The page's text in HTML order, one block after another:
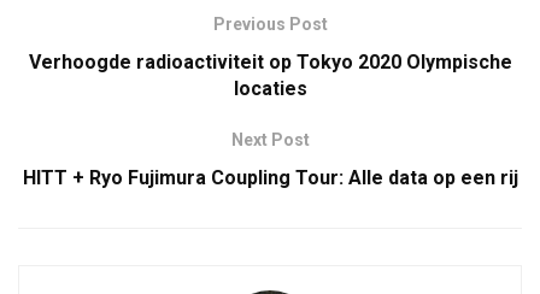
Previous Post
Verhoogde radioactiviteit op Tokyo 2020 Olympische
locaties
Next Post
HITT + Ryo Fujimura Coupling Tour: Alle data op een rij